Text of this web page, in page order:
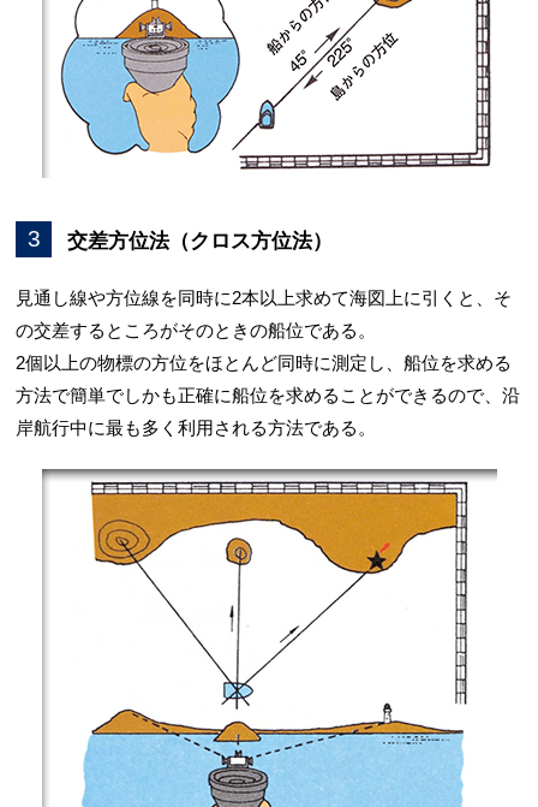
3 交差方位法（クロス方位法）
見通し線や方位線を同時に2本以上求めて海図上に引くと、そ
の交差するところがそのときの船位である。
2個以上の物標の方位をほとんど同時に測定し、船位を求める
方法で簡単でしかも正確に船位を求めることができるので、沿
岸航行中に最も多く利用される方法である。